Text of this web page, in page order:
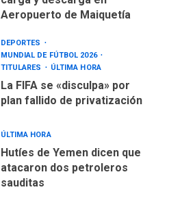
Aeropuerto de Maiquetía
DEPORTES
MUNDIAL DE FÚTBOL 2026
TITULARES
ÚLTIMA HORA
La FIFA se «disculpa» por
plan fallido de privatización
ÚLTIMA HORA
Hutíes de Yemen dicen que
atacaron dos petroleros
sauditas